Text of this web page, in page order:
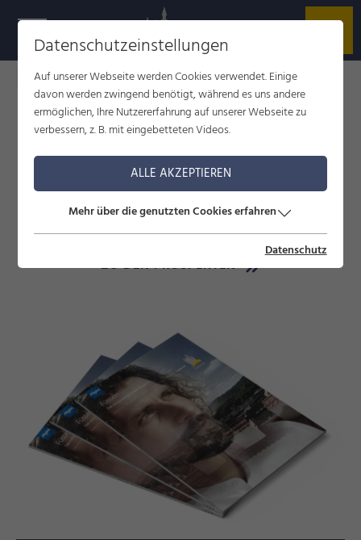
Füssen im Allgäu Touren und Standorte
INFOMATERIAL
online anschauen, downloaden oder bestellen –
ZU DEN PROSPEKTEN
Datenschutzeinstellungen
Auf unserer Webseite werden Cookies verwendet. Einige
davon werden zwingend benötigt, während es uns andere
ermöglichen, Ihre Nutzererfahrung auf unserer Webseite zu
verbessern, z. B. mit eingebetteten Videos.
ALLE AKZEPTIEREN
Mehr über die genutzten Cookies erfahren
Datenschutz